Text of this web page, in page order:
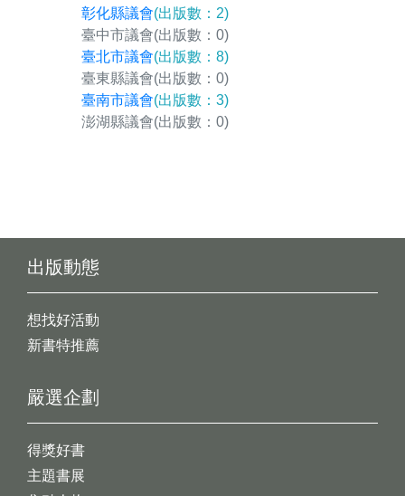
彰化縣議會(出版數：2)
臺中市議會(出版數：0)
臺北市議會(出版數：8)
臺東縣議會(出版數：0)
臺南市議會(出版數：3)
澎湖縣議會(出版數：0)
出版動態
想找好活動
新書特推薦
嚴選企劃
得獎好書
主題書展